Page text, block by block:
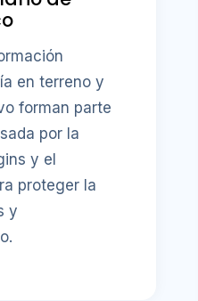
en terreno y
forman parte
por la
y el
proteger la
y